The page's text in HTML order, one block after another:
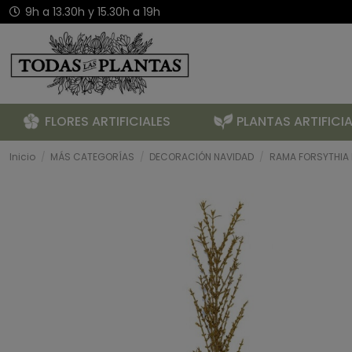
9h a 13.30h y 15.30h a 19h
FLORES ARTIFICIALES PLANTAS
Inicio MÁS CATEGORÍAS DECORACIÓN NAVIDAD RAMA